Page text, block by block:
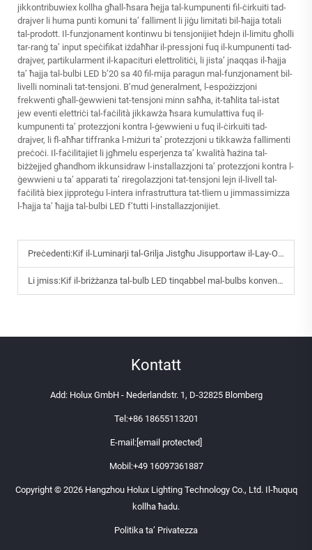
jikkontribuwiex kollha għall-ħsara ħejja tal-kumpunenti fil-ċirkuiti tad-
drajver li huma punti komuni ta’ falliment li jiġu limitati bil-ħajja totali
tal-prodott. Il-funzjonament kontinwu bi tensjonijiet ħdejn il-limitu għolli
tar-ranġ ta’ input speċifikat iżdaħħar il-pressjoni fuq il-kumpunenti tad-
drajver, partikularment il-kapacituri elettrolitiċi, li jista’ jnaqqas il-ħajja
ta’ ħajja tal-bulbi LED b’20 sa 40 fil-mija paragun mal-funzjonament bil-
livelli nominali tat-tensjoni. B’mud ġeneralment, l-espożizzjoni
frekwenti għall-ġewwieni tat-tensjoni minn saħħa, it-taħlita tal-istat
jew eventi elettriċi tal-faċilità jikkawża ħsara kumulattiva fuq il-
kumpunenti ta’ protezzjoni kontra l-ġewwieni u fuq il-ċirkuiti tad-
drajver, li fl-aħħar tiffranka l-miżuri ta’ protezzjoni u tikkawża fallimenti
preċoċi. Il-faċilitajiet li jgħmelu esperjenza ta’ kwalità ħażina tal-
biżżejjed għandhom ikkunsidraw l-installazzjoni ta’ protezzjoni kontra l-
ġewwieni u ta’ apparati ta’ riregolazzjoni tat-tensjoni lejn il-livell tal-
faċilità biex jipproteġu l-intera infrastruttura tat-tliem u jimmassimizza
l-ħajja ta’ ħajja tal-bulbi LED f’tutti l-installazzjonijiet.
Preċedenti:Kif il-Luminarji tal-Grilja Jistgħu Jisupportaw il-Lay-Outs Effiċjenti tal-Illuminazzjoni fil-Bini?
Li jmiss:Kif il-briżżanza tal-bulb LED tinqabbel mal-bulbs konvenzjonali?
Kontatt
Add: Holux GmbH - Nederlandstr. 1, D-32825 Blomberg
Tel:+86 18655113201
E-mail: [email protected]
Mobil:+49 16097361887
Copyright © 2026 Hangzhou Holux Lighting Technology Co., Ltd. Il-ħuquq
kollha ħadu.
Politika ta’ Privatezza